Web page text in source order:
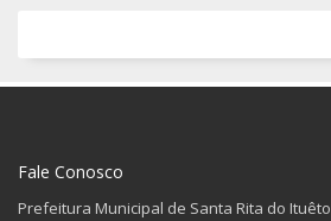
Fale Conosco
Prefeitura Municipal de Santa Rita do Ituêto